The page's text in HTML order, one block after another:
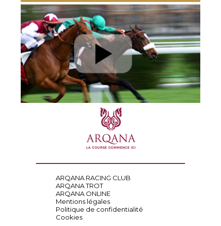
ARQANA RACING CLUB
ARQANA TROT
ARQANA ONLINE
Mentions légales
Politique de confidentialité
Cookies